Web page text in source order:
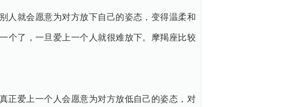
人就会愿意为对方放下自己的姿态，变得温柔和
个了，一旦爱上一个人就很难放下。摩羯座比较
正爱上一个人会愿意为对方放低自己的姿态，对